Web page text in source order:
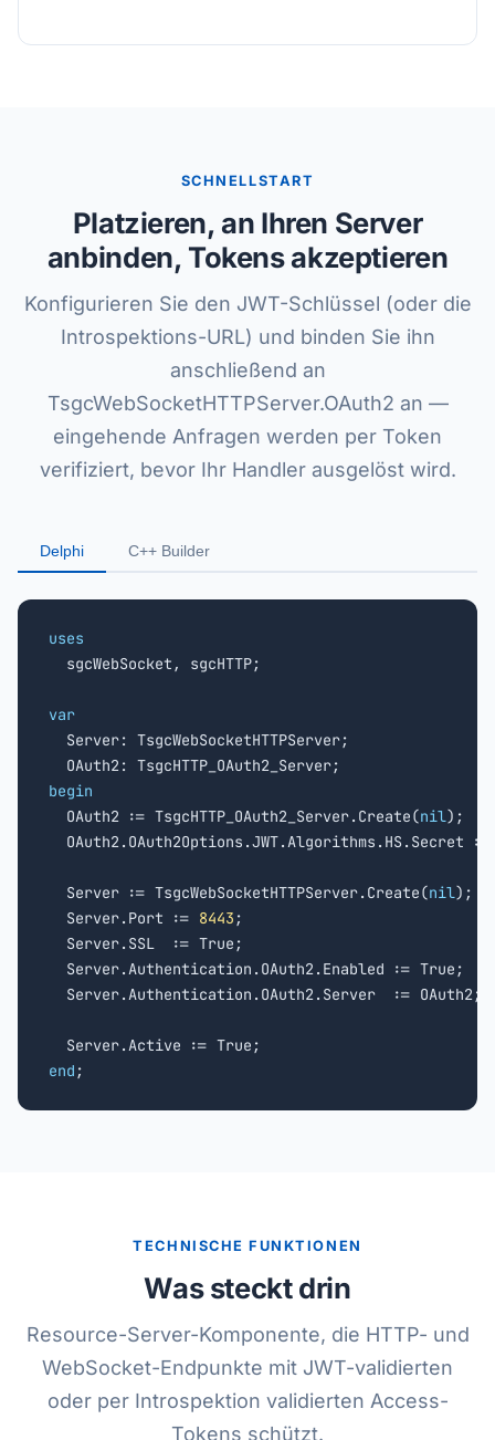
SCHNELLSTART
Platzieren, an Ihren Server
anbinden, Tokens akzeptieren
Konfigurieren Sie den JWT-Schlüssel (oder die
Introspektions-URL) und binden Sie ihn
anschließend an
TsgcWebSocketHTTPServer.OAuth2 an —
eingehende Anfragen werden per Token
verifiziert, bevor Ihr Handler ausgelöst wird.
Delphi C++ Builder
uses
sgcWebSocket, sgcHTTP;
var
Server: TsgcWebSocketHTTPServer;
begin
OAuth2 := TsgcHTTP_OAuth2_Server.Create(nil);
OAuth2.OAuth2Options.JWT.Algorithms.HS.Secret
  Server := TsgcWebSocketHTTPServer.Create(
nil);
  Server.Port :=
8443 ;
  Server.SSL  := True;
  Server.Authentication.OAuth2.Enabled := True;
  Server.Authentication.OAuth2.Server  := OAuth2;
end ;
TECHNISCHE FUNKTIONEN
Was steckt drin
Resource-Server-Komponente, die HTTP- und
WebSocket-Endpunkte mit JWT-validierten
oder per Introspektion validierten Access-
Tokens schützt.